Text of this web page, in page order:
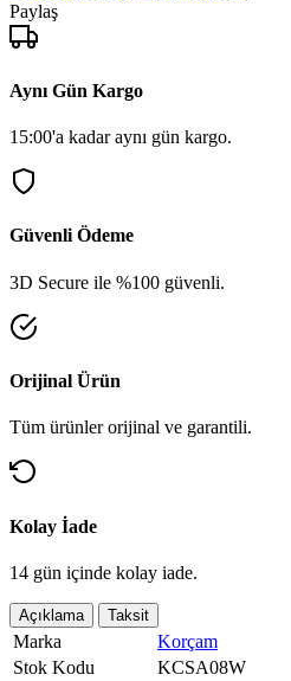
Paylaş
Aynı Gün Kargo
15:00'a kadar aynı gün kargo.
Güvenli Ödeme
3D Secure ile %100 güvenli.
Orijinal Ürün
Tüm ürünler orijinal ve garantili.
Kolay İade
14 gün içinde kolay iade.
Açıklama Taksit
Marka
Korçam
Stok Kodu
KCSA08W